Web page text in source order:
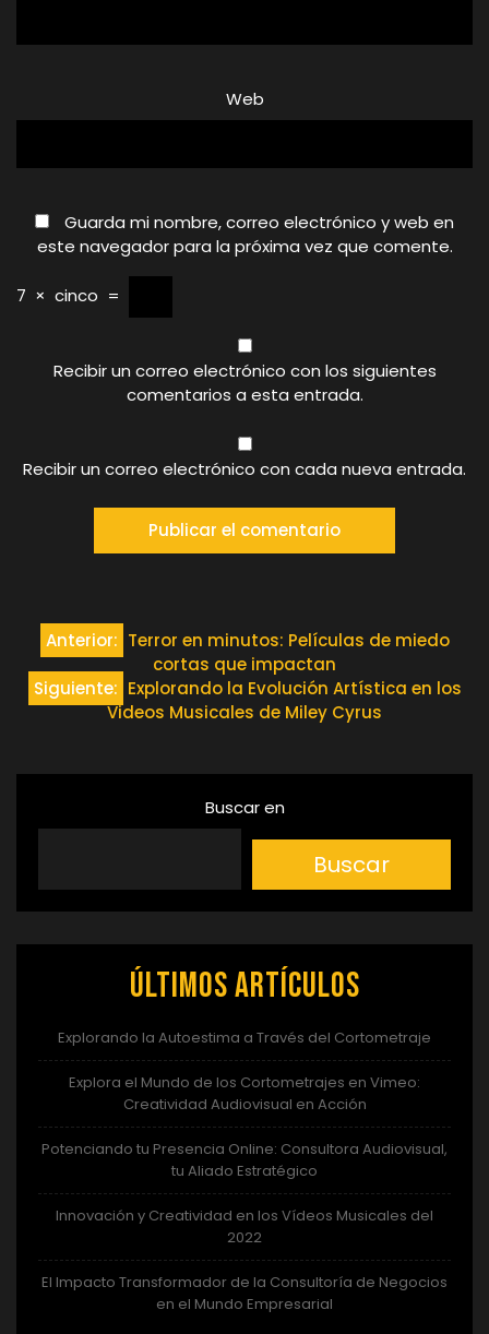
Web
Guarda mi nombre, correo electrónico y web en
este navegador para la próxima vez que comente.
7 × cinco =
Recibir un correo electrónico con los siguientes
comentarios a esta entrada.
Recibir un correo electrónico con cada nueva entrada.
Navegación
de
entradas
Anterior: Terror en minutos: Películas de miedo
cortas que impactan
Siguiente: Explorando la Evolución Artística en los
Videos Musicales de Miley Cyrus
Buscar en
Buscar
Últimos artículos
Explorando la Autoestima a Través del Cortometraje
Explora el Mundo de los Cortometrajes en Vimeo:
Creatividad Audiovisual en Acción
Potenciando tu Presencia Online: Consultora Audiovisual,
tu Aliado Estratégico
Innovación y Creatividad en los Vídeos Musicales del
2022
El Impacto Transformador de la Consultoría de Negocios
en el Mundo Empresarial